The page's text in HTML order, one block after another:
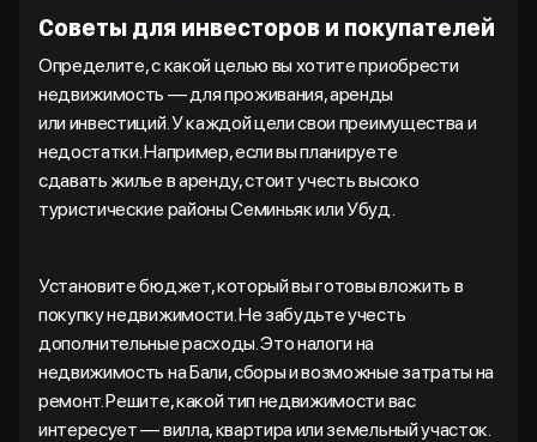
Советы для инвесторов и покупателей
Определите, с какой целью вы хотите приобрести
недвижимость — для проживания, аренды
или инвестиций. У каждой цели свои преимущества и
недостатки. Например, если вы планируете
сдавать жилье в аренду, стоит учесть высоко
туристические районы Семиньяк или Убуд.
Установите бюджет, который вы готовы вложить в
покупку недвижимости. Не забудьте учесть
дополнительные расходы. Это налоги на
недвижимость на Бали, сборы и возможные затраты на
ремонт. Решите, какой тип недвижимости вас
интересует — вилла, квартира или земельный участок.